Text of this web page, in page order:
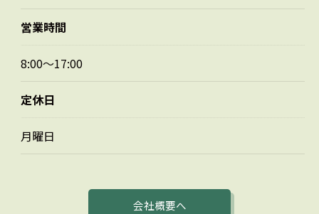
営業時間
8:00～17:00
定休日
月曜日
会社概要へ